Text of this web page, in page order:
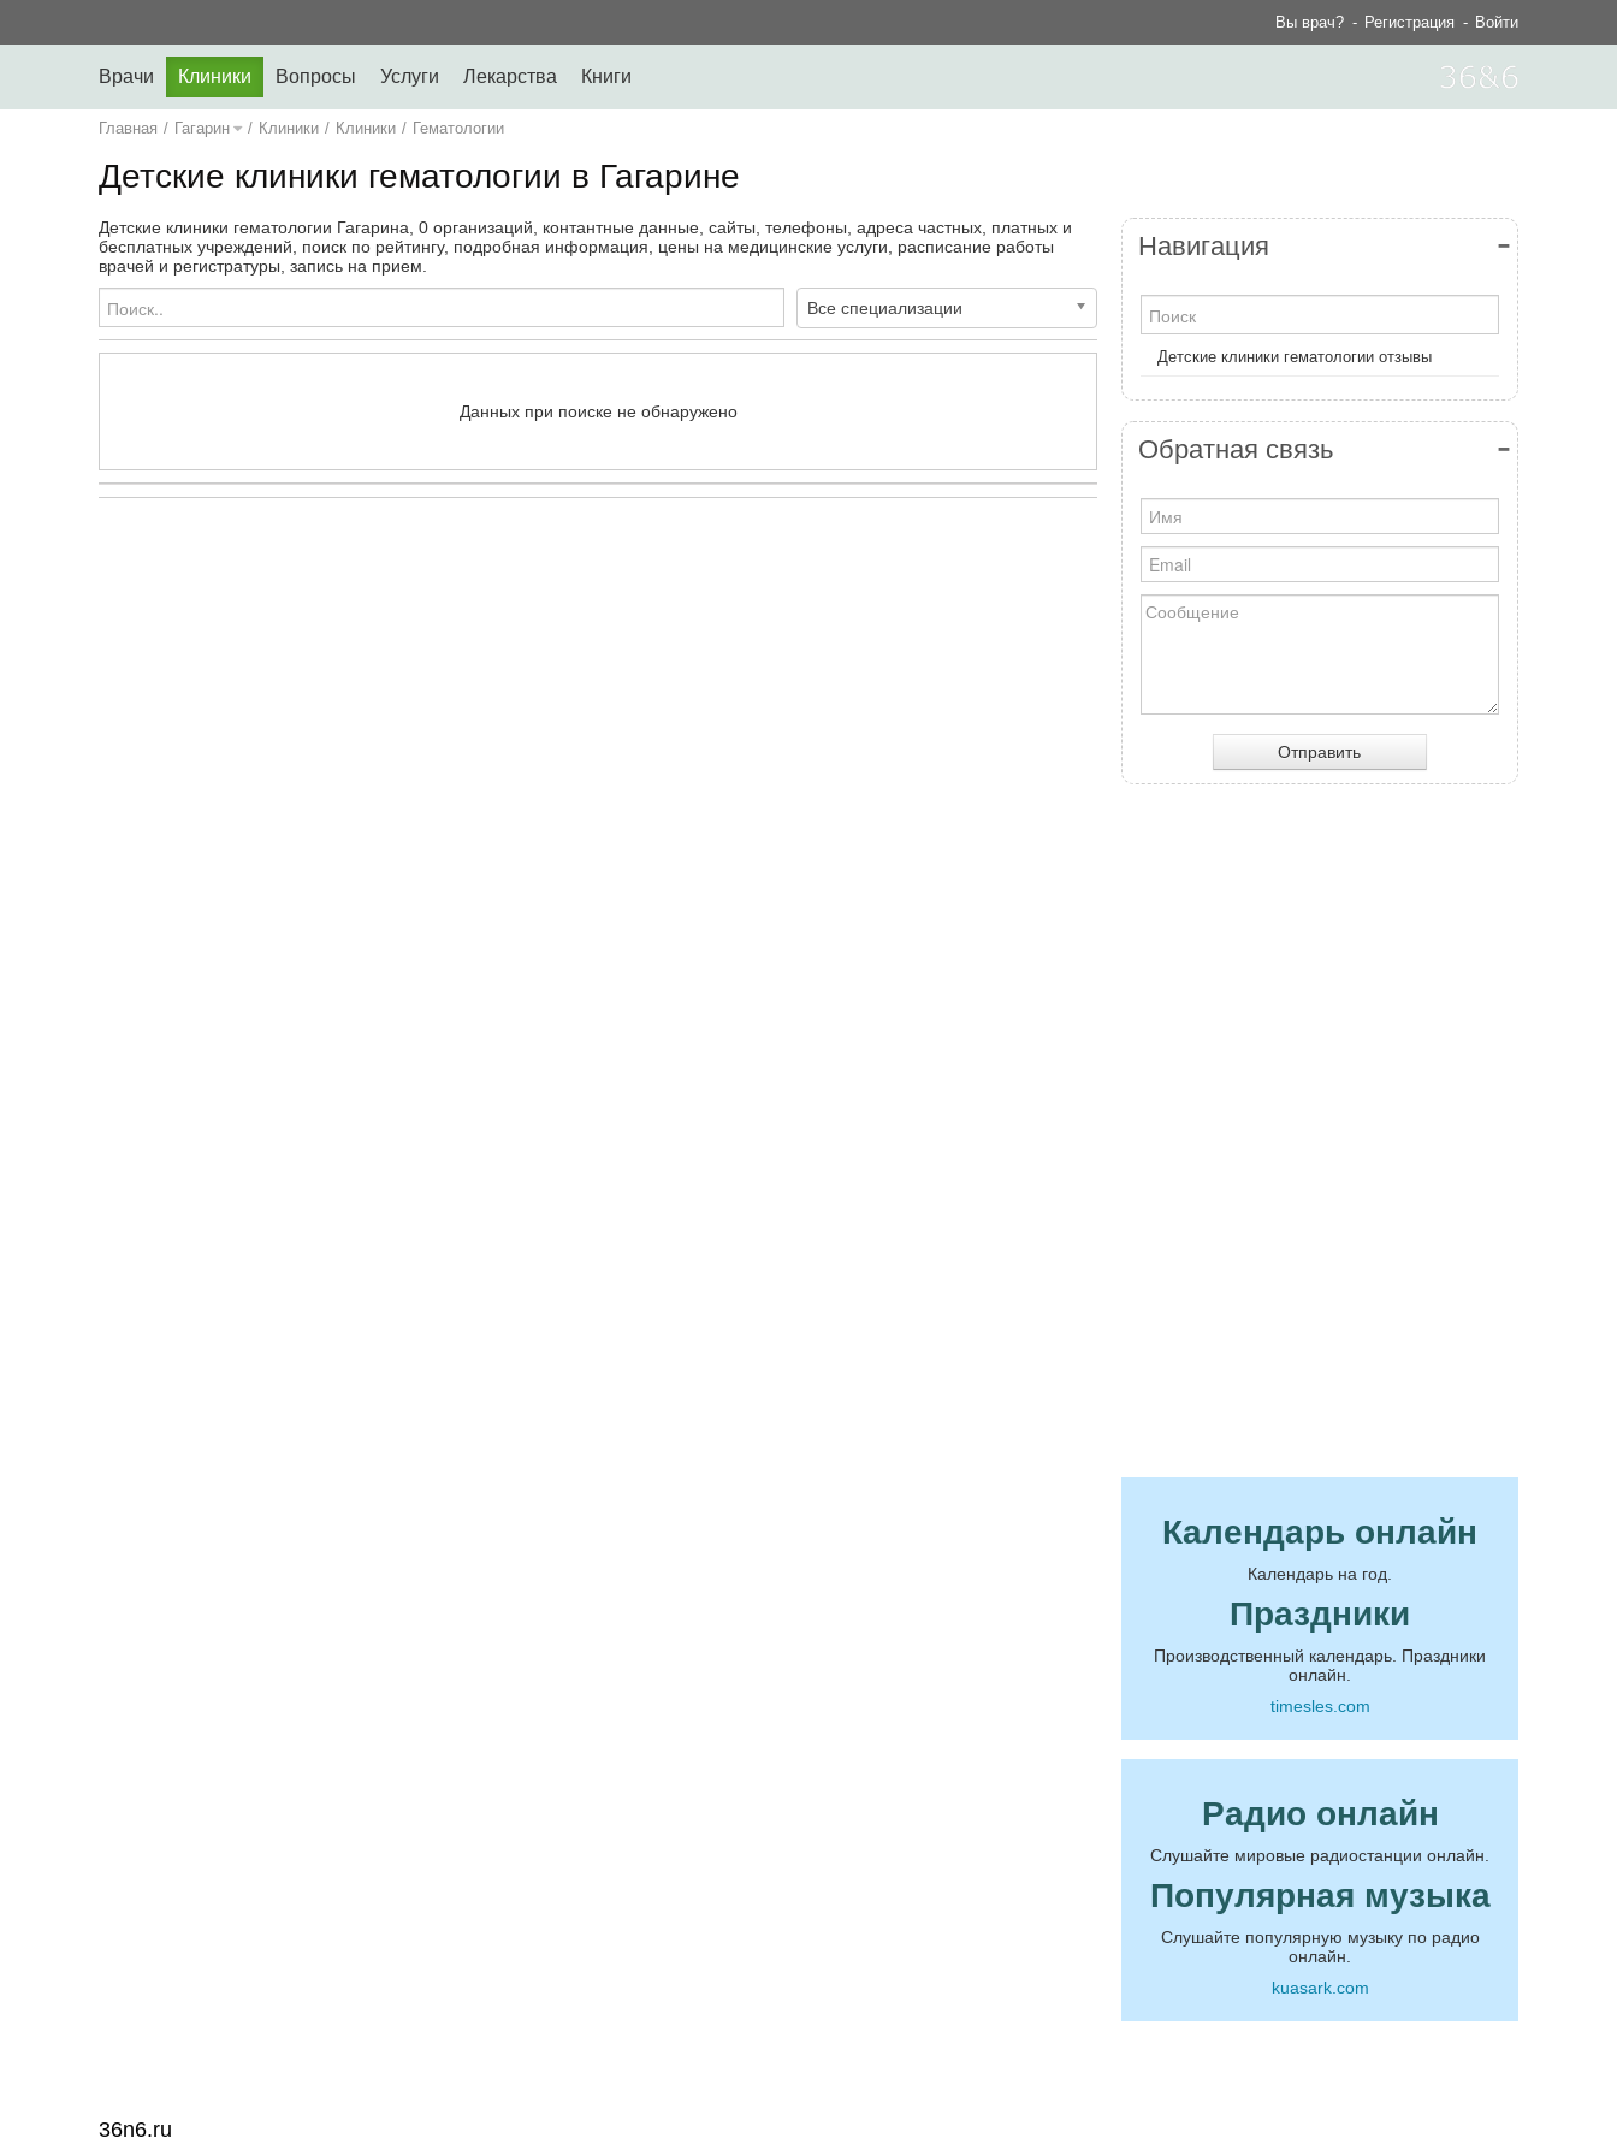
Вы врач? Регистрация Войти
Врачи Клиники Вопросы Услуги Лекарства Книги
Главная / Гагарин / Клиники / Клиники / Гематологии
Детские клиники гематологии в Гагарине
Детские клиники гематологии Гагарина, 0 организаций, контантные данные, сайты, телефоны, адреса частных, платных и
бесплатных учреждений, поиск по рейтингу, подробная информация, цены на медицинские услуги, расписание работы
врачей и регистратуры, запись на прием.
Все специализации
Данных при поиске не обнаружено
Навигация
Детские клиники гематологии отзывы
Обратная связь
Отправить
Календарь онлайн
Календарь на год.
Праздники
Производственный календарь. Праздники
онлайн.
timesles.com
Радио онлайн
Слушайте мировые радиостанции онлайн.
Популярная музыка
Слушайте популярную музыку по радио
онлайн.
kuasark.com
36n6.ru